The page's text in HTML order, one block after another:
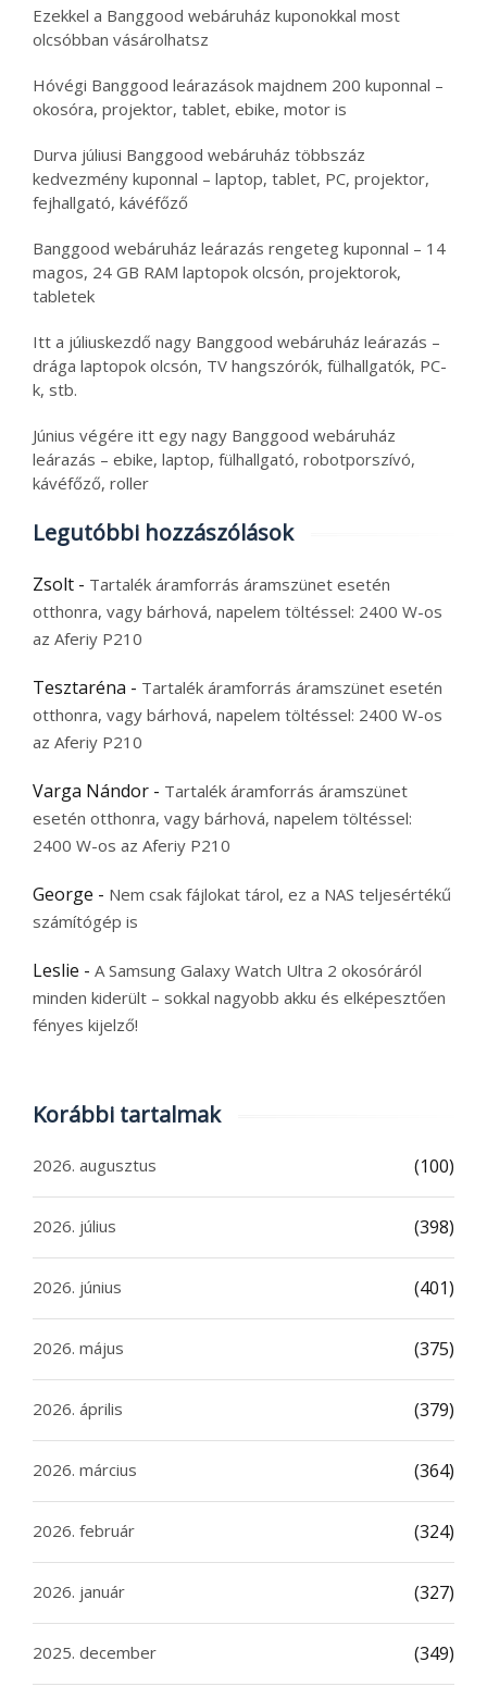
Ezekkel a Banggood webáruház kuponokkal most
olcsóbban vásárolhatsz
Hóvégi Banggood leárazások majdnem 200 kuponnal –
okosóra, projektor, tablet, ebike, motor is
Durva júliusi Banggood webáruház többszáz
kedvezmény kuponnal – laptop, tablet, PC, projektor,
fejhallgató, kávéfőző
Banggood webáruház leárazás rengeteg kuponnal – 14
magos, 24 GB RAM laptopok olcsón, projektorok,
tabletek
Itt a júliuskezdő nagy Banggood webáruház leárazás –
drága laptopok olcsón, TV hangszórók, fülhallgatók, PC-
k, stb.
Június végére itt egy nagy Banggood webáruház
leárazás – ebike, laptop, fülhallgató, robotporszívó,
kávéfőző, roller
Legutóbbi hozzászólások
Zsolt - Tartalék áramforrás áramszünet esetén
otthonra, vagy bárhová, napelem töltéssel: 2400 W-os
az Aferiy P210
Tesztaréna - Tartalék áramforrás áramszünet esetén
otthonra, vagy bárhová, napelem töltéssel: 2400 W-os
az Aferiy P210
Varga Nándor - Tartalék áramforrás áramszünet
esetén otthonra, vagy bárhová, napelem töltéssel:
2400 W-os az Aferiy P210
George - Nem csak fájlokat tárol, ez a NAS teljesértékű
számítógép is
Leslie - A Samsung Galaxy Watch Ultra 2 okosóráról
minden kiderült – sokkal nagyobb akku és elképesztően
fényes kijelző!
Korábbi tartalmak
2026. augusztus (100)
2026. július (398)
2026. június (401)
2026. május (375)
2026. április (379)
2026. március (364)
2026. február (324)
2026. január (327)
2025. december (349)